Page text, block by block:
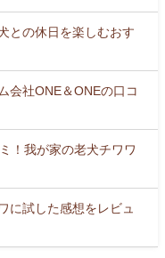
との休日を楽しむおす
会社ONE＆ONEの口コ
！我が家の老犬チワワ
に試した感想をレビュ